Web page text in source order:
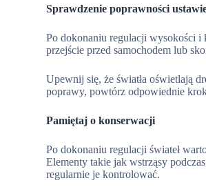
Sprawdzenie poprawności
Po dokonaniu regulacji wysokości i
przejście przed samochodem lub
Upewnij się, że światła oświetlają
poprawy, powtórz odpowiednie
Pamiętaj o konserwacji
Po dokonaniu regulacji świateł
Elementy takie jak wstrząsy
regularnie je kontrolować.